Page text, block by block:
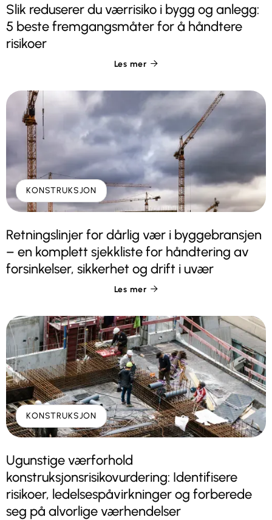
Slik reduserer du værrisiko i bygg og anlegg:
5 beste fremgangsmåter for å håndtere
risikoer
Les mer 
KONSTRUKSJON
Retningslinjer for dårlig vær i byggebransjen
– en komplett sjekkliste for håndtering av
forsinkelser, sikkerhet og drift i uvær
Les mer 
KONSTRUKSJON
Ugunstige værforhold
konstruksjonsrisikovurdering: Identifisere
risikoer, ledelsespåvirkninger og forberede
seg på alvorlige værhendelser